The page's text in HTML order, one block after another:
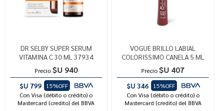
DR SELBY SUPER SERUM
VITAMINA C 30 ML 37934
Precio $U 940
$U 799
15%OFF
Con Visa (débito o crédito) o
Mastercard (credito) del BBVA
VOGUE BRILLO LABIAL
COLORISSIMO CANELA 5 ML
Precio $U 407
$U 346
15%OFF
Con Visa (débito o crédito) o
Mastercard (credito) del BBVA